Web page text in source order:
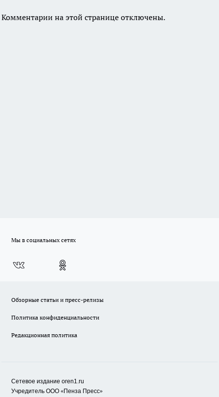
Комментарии на этой странице отключены.
Мы в социальных сетях
Обзорные статьи и пресс-релизы
Политика конфиденциальности
Редакционная политика
Сетевое издание oren1.ru
Учредитель ООО «Пенза Пресс»